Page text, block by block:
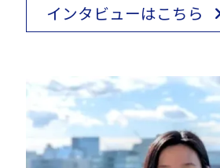
インタビューはこちら